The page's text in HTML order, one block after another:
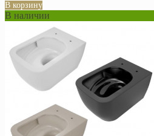
В корзину
В наличии